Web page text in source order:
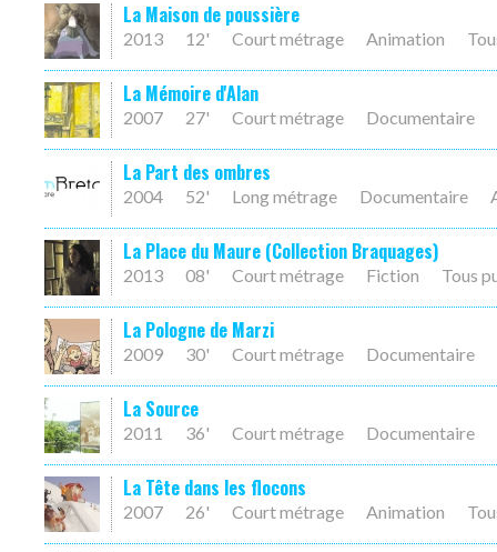
La Maison de poussière
2013 12' Court métrage Animation
La Mémoire d'Alan
2007 27' Court métrage Documentaire
La Part des ombres
2004 52' Long métrage Documentaire
La Place du Maure (Collection Braquages)
2013 08' Court métrage Fiction Tous
La Pologne de Marzi
2009 30' Court métrage Documentaire
La Source
2011 36' Court métrage Documentaire
La Tête dans les flocons
2007 26' Court métrage Animation